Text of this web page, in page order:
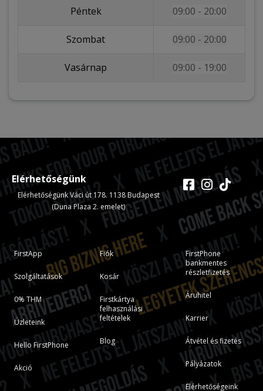
Péntek 09:00 - 20:00
Szombat 09:00 - 20:00
Vasárnap 09:00 - 19:00
FirstApp
Szolgáltatások
0% THM
Üzleteink
Hello FirstPhone
Akció
Fiók
Kosár
Firstkártya
felhasználási
feltételek
Blog
FirstPhone
bankmentes
részletfizetés
Áruhitel
Karrier
Átvétel és fizetés
Pályázatok
Elérhetőségeink
Elérhetőségünk
Elérhetőségünk Váci út 178. 1138 Budapest
(Duna Plaza 2. emelet)